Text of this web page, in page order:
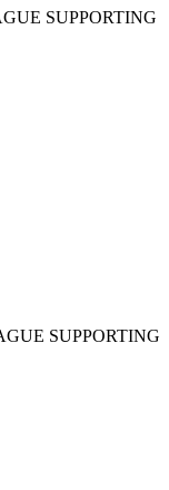
SUPPORTING
SUPPORTING